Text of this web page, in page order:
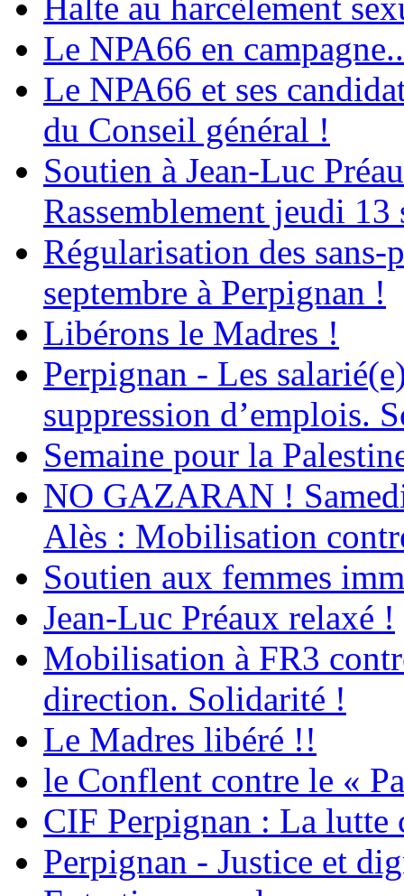
Le NPA66 en
Le NPA66 et ses
du Conseil général !
Soutien à Jean-Luc
Rassemblement jeudi 13
Régularisation des
septembre à Perpignan !
Libérons le Madres !
Perpignan - Les
suppression d’emplois.
Semaine pour la
NO GAZARAN !
Alès : Mobilisation
Soutien aux femmes
Jean-Luc Préaux relaxé !
Mobilisation à FR3
direction. Solidarité !
Le Madres libéré !!
le Conflent contre le «
CIF Perpignan : La lutte
Perpignan - Justice et